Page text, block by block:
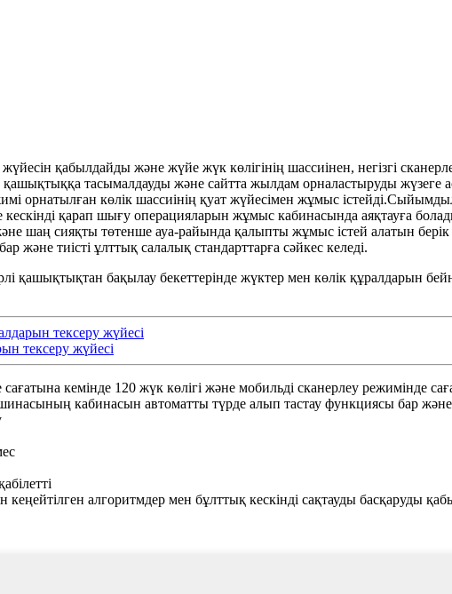
қабылдайды және жүйе жүк көлігінің шассиінен, негізгі
тасымалдауды және сайтта жылдам орналастыруды
орнатылған көлік шассиінің қуат жүйесімен жұмыс
қарап шығу операцияларын жұмыс кабинасында аяқтауға
шаң сияқты төтенше ауа-райында қалыпты жұмыс істей алатын
және тиісті ұлттық салалық стандарттарға сәйкес келеді.
қашықтықтан бақылау бекеттерінде жүктер мен көлік құралдарын
тексеру жүйесі
тексеру жүйесі
кемінде 120 жүк көлігі және мобильді сканерлеу режимінде
кабинасын автоматты түрде алып тастау функциясы бар
кеңейтілген алгоритмдер мен бұлттық кескінді сақтауды басқаруды